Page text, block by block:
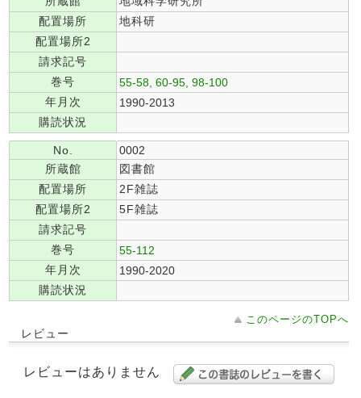
配置場所
地科研
配置場所2
請求記号
巻号
55-58, 60-95, 98-100
年月次
1990-2013
購読状況
No.
0002
所蔵館
図書館
配置場所
2F雑誌
配置場所2
5F雑誌
請求記号
巻号
55-112
年月次
1990-2020
購読状況
このページのTOPへ
レビュー
レビューはありません